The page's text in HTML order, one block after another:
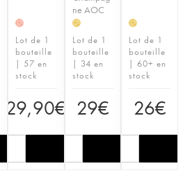
H
Lot de 1
bouteille
| 57 en
stock
29,90€
ne AOC
H
Lot de 1
bouteille
| 34 en
stock
29€
H
Lot de 1
bouteille
| 60+ en
stock
26€